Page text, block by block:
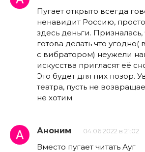
Пугает открыто всегда
ненавидит Россию,
здесь деньги. Призналась,
готова делать что угодно(
с вибратором) неужели
искусства пригласят её
Это будет для них позор.
театра, пусть не
не хотим
Аноним 04.06.2022 в 21:02
Вместо пугает читать Ауг